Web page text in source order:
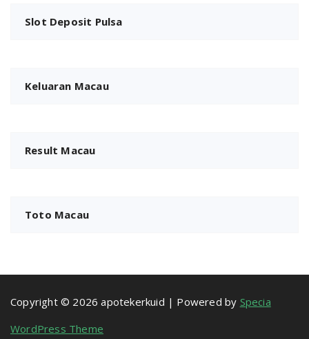
Slot Deposit Pulsa
Keluaran Macau
Result Macau
Toto Macau
Copyright © 2026 apotekerkuid | Powered by Specia
WordPress Theme